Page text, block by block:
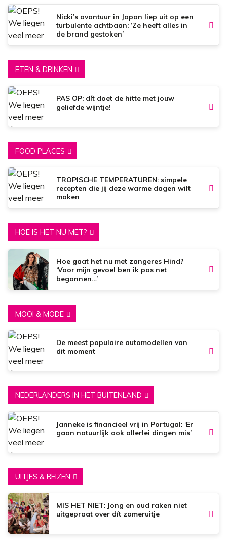
Nicki’s avontuur in Japan liep uit op een
turbulente achtbaan: ‘Ze heeft alles in
de brand gestoken’
ETEN & DRINKEN
PAS OP: dít doet de hitte met jouw
geliefde wijntje!
FOOD PLACES
TROPISCHE TEMPERATUREN: simpele
recepten die jij deze warme dagen wilt
maken
HOE IS HET NU MET?
Hoe gaat het nu met zangeres Hind?
‘Voor mijn gevoel ben ik pas net
begonnen…’
MOOI & MODE
De meest populaire automodellen van
dit moment
NEDERLANDERS IN HET BUITENLAND
Janneke is financieel vrij in Portugal: ‘Er
gaan natuurlijk ook allerlei dingen mis’
UITJES & REIZEN
MIS HET NIET: Jong en oud raken niet
uitgepraat over dít zomeruitje